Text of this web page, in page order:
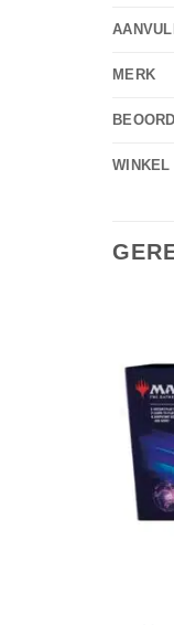
MERK
WINKEL